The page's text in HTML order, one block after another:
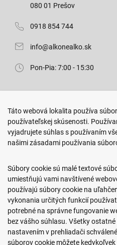
080 01 Prešov
0918 854 744
info@alkonealko.sk
Pon-Pia: 7:00 - 15:30
Arm. gen. Svobodu 23/A
080 01 Prešov
0917 466 578
sekcovpredajna@doroka.sk
Pon-Ned: 9:00 - 20:00
Podmienky nákupu
Táto webová lokalita používa
používateľskej skúsenosti.
vyjadrujete súhlas s používaním
našimi zásadami používania
Súbory cookie sú malé textové
umiestňujú vami navštívené
používajú súbory cookie na
vykonania určitých funkcií
potrebné na správne fungovanie
bez vášho súhlasu. Všetky
nastavením v prehliadači
súborov cookie môžete